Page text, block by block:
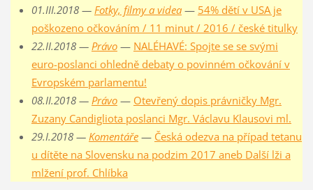
01.III.2018 — Fotky, filmy a videa— 54% dětí v USA je
poškozeno očkováním / 11 minut / 2016 / české titulky
22.II.2018 — Právo— NALÉHAVÉ: Spojte se se svými
euro-poslanci ohledně debaty o povinném očkování v
Evropském parlamentu!
08.II.2018 — Právo— Otevřený dopis právničky Mgr.
Zuzany Candigliota poslanci Mgr. Václavu Klausovi ml.
29.I.2018 — Komentáře— Česká odezva na případ tetanu
u dítěte na Slovensku na podzim 2017 aneb Další lži a
mlžení prof. Chlíbka